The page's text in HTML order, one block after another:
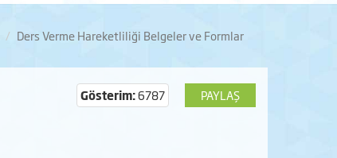
Ders Verme Hareketliliği Belgeler ve Formlar
PAYLAŞ
Gösterim:6787